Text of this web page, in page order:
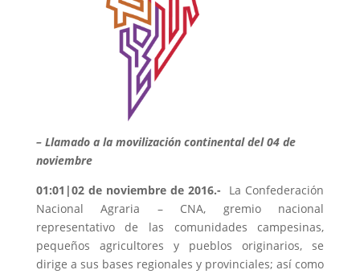
– Llamado a la movilización continental del 04 de
noviembre
01:01|02 de noviembre de 2016.- La Confederación
Nacional Agraria – CNA, gremio nacional
representativo de las comunidades campesinas,
pequeños agricultores y pueblos originarios, se
dirige a sus bases regionales y provinciales; así como